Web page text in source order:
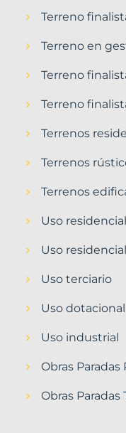
Terreno
Terreno en
Terreno
Terreno
Terrenos
Terrenos
Terrenos
Uso
Uso
Uso terciario
Uso dotacional
Uso industrial
Obras
Obras Paradas